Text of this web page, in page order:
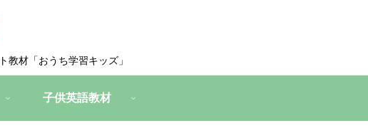
材「おうち学習キッズ」
子供英語教材